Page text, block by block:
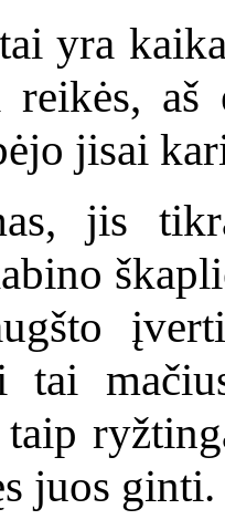
reikės,
jisai
jis
tai
juos ginti.